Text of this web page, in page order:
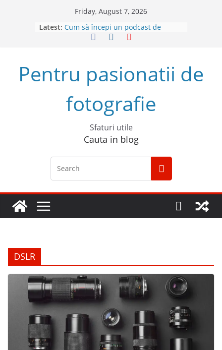
Friday, August 7, 2026
Latest: Cum să începi un podcast de
4 sfaturi pentru cele mai bune
fotografii spontane
5 Trucuri pentru fotografia creativă
Top 5 obiective foto mirrorless în
2023
Pentru pasionatii de
fotografie
Sfaturi utile
Cauta in blog
DSLR